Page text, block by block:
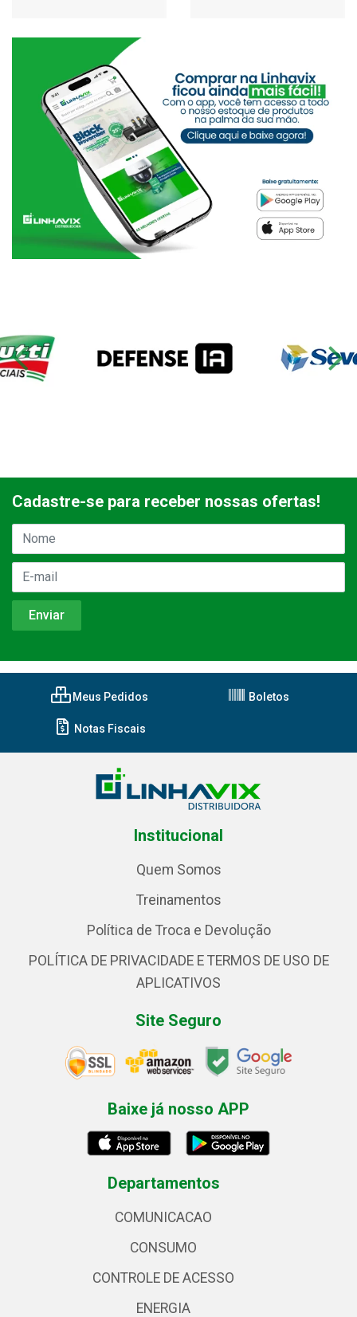
Cadastre-se para receber nossas ofertas!
Meus Pedidos Boletos
Notas Fiscais
Institucional
Quem Somos
Treinamentos
Política de Troca e Devolução
POLÍTICA DE PRIVACIDADE E TERMOS DE USO DE
APLICATIVOS
Site Seguro
Baixe já nosso APP
Departamentos
COMUNICACAO
CONSUMO
CONTROLE DE ACESSO
ENERGIA